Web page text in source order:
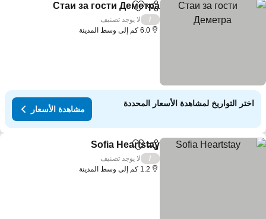
مشاركةAdd to favorites
Стаи за гости Деметра
لا يوجد تصنيف
6.0 كم إلى وسط المدينة
اختر التواريخ لمشاهدة الأسعار المحددة
مشاهدة الأسعار
مشاركةAdd to favorites
Sofia Heartstay
لا يوجد تصنيف
1.2 كم إلى وسط المدينة